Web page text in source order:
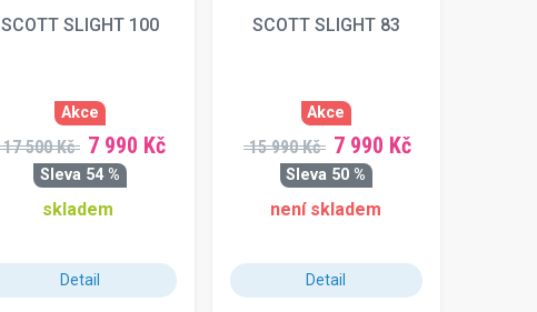
SCOTT SLIGHT 100
Akce
17 500 Kč 7 990 Kč
Sleva 54 %
skladem
Detail
SCOTT SLIGHT 83
Akce
15 990 Kč 7 990 Kč
Sleva 50 %
není skladem
Detail